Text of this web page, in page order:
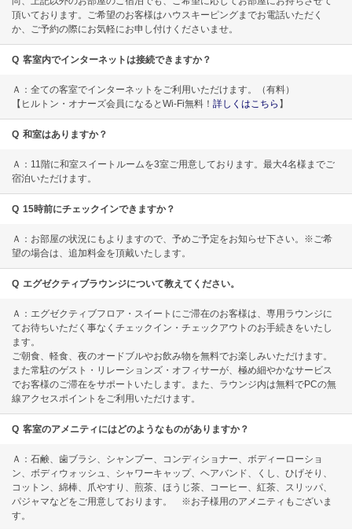
頂いております。ご希望のお客様はハウスキーピングまでお電話いただく
か、ご予約の際にお気軽にお申し付けくださいませ。
Q 客室内でインターネットは接続できますか？
Ａ：全ての客室でインターネットをご利用いただけます。（有料）
【ヒルトン・オナーズ会員になるとWi-Fi無料！ 詳しくはこちら 】
Q 和室はありますか？
Ａ：11階に和室スイートルームを3室ご用意しております。最大4名様までご
宿泊いただけます。
Q 15時前にチェックインできますか？
Ａ：お部屋の状況にもよりますので、予めご予定をお知らせ下さい。※ご希
望の場合は、追加料金を頂戴いたします。
Q エグゼクティブラウンジについて教えてください。
Ａ：エグゼクティブフロア・スイートにご滞在のお客様は、専用ラウンジに
てお待ちいただく事なくチェックイン・チェックアウトのお手続きをいたし
ます。
ご朝食、軽食、夜のオードブルやお飲み物を無料でお楽しみいただけます。
また常駐のゲスト・リレーションズ・オフィサーが、極め細やかなサービス
でお客様のご滞在をサポートいたします。また、ラウンジ内は無料でPCの無
線アクセスポイントをご利用いただけます。
Q 客室のアメニティにはどのようなものがありますか？
Ａ：石鹸、歯ブラシ、シャンプー、コンディショナー、ボディーローショ
ン、ボディウォッシュ、シャワーキャップ、ヘアバンド、くし、ひげそり、
コットン、綿棒、爪やすり、煎茶、ほうじ茶、コーヒー、紅茶、スリッパ、
パジャマなどをご用意しております。 ※お子様用のアメニティもございま
す。